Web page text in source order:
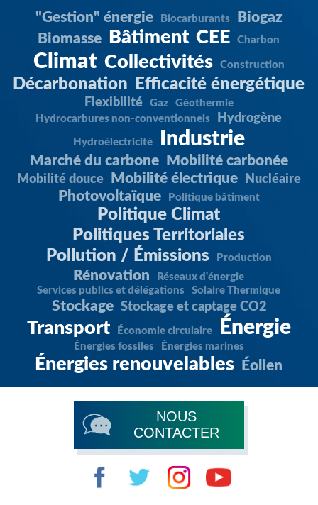
"Gestion" énergie Biocarburants
Biogaz
Biomasse
Bâtiment CEE Charbon
Climat Collectivités Construction
Décarbonation Efficacité énergétique
Flexibilité Gaz
Géothermie
Hydrocarbures non-conventionnels
Hydrogène
Hydroélectricité Industrie
Marché du carbone Mobilité carbonée
Mobilité douce Mobilité électrique Nucléaire
Photovoltaïque Politique bâtiment
Politique Climat
Politiques Territoriales
Pollution / Émissions
Production
Rénovation
Réseaux d'énergie
Services publics et délégations
Solaire Thermique
Stockage Stockage et captage CO2
Transport Économie circulaire Énergie
Énergies fossiles Énergies marines
Énergies renouvelables Éolien
NOUS
CONTACTER